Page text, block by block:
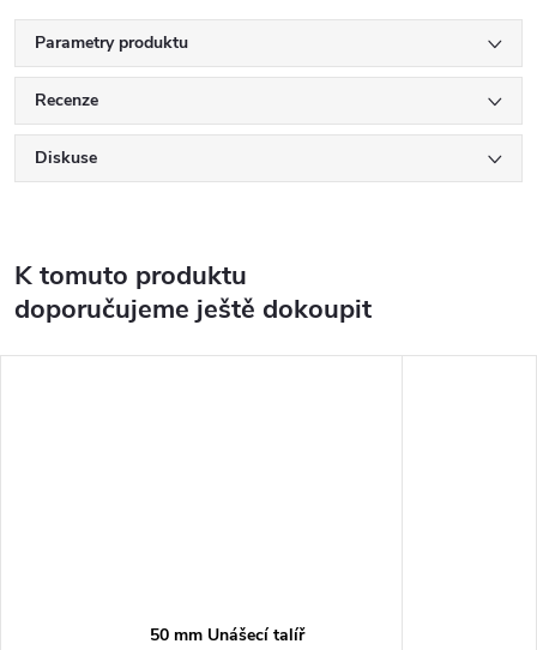
Parametry produktu
Recenze
Diskuse
K tomuto produktu
doporučujeme ještě dokoupit
50 mm Unášecí talíř